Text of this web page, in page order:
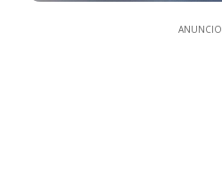
ANUNCIO